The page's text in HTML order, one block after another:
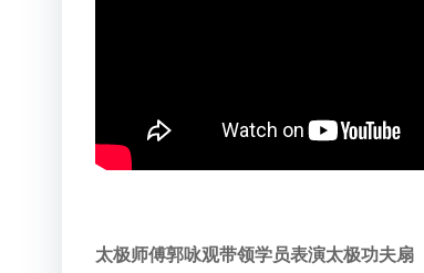
太极师傅郭咏观带领学员表演太极功夫扇